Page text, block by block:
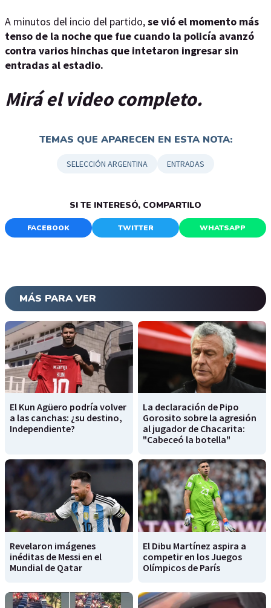
A minutos del incio del partido,se vió el momento más
tenso de la noche que fue cuando la policía avanzó
contra varios hinchas que intetaron ingresar sin
entradas al estadio.
Mirá el video completo.
TEMAS QUE APARECEN EN ESTA NOTA:
SELECCIÓN ARGENTINA ENTRADAS
SI TE INTERESÓ, COMPARTILO
FACEBOOK TWITTER WHATSAPP
MÁS PARA VER
El Kun Agüero podría volver
a las canchas: ¿su destino,
Independiente?
La declaración de Pipo
Gorosito sobre la agresión
al jugador de Chacarita:
"Cabeceó la botella"
Revelaron imágenes
inéditas de Messi en el
Mundial de Qatar
El Dibu Martínez aspira a
competir en los Juegos
Olímpicos de París